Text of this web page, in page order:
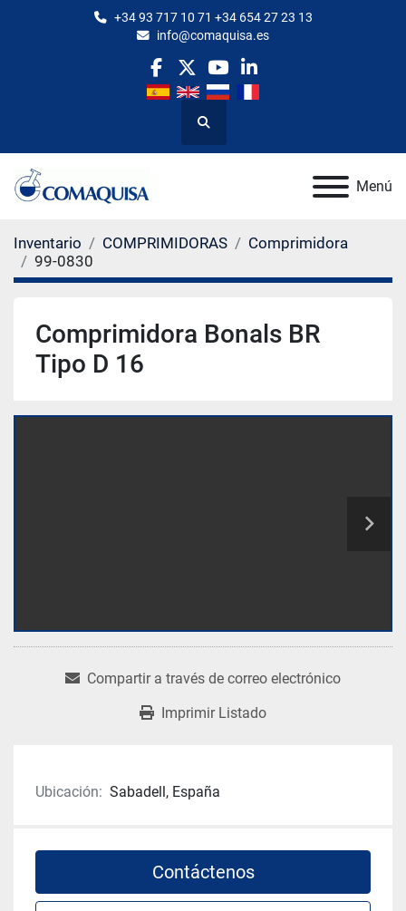
+34 93 717 10 71 +34 654 27 23 13
info@comaquisa.es
facebook
twitteryoutubelinkedin
Buscar
Menú
Inventario COMPRIMIDORAS
Comprimidora
99-0830
Comprimidora Bonals BR
Tipo D 16
Compartir a través de correo electrónico
Imprimir Listado
Ubicación: Sabadell, España
Contáctenos